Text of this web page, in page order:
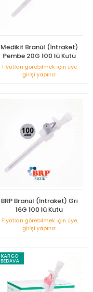
Medikit Branül (İntraket)
Pembe 20G 100 lü Kutu
Fiyatları görebilmek için üye
girişi yapınız
BRP Branül (İntraket) Gri
16G 100 lü Kutu
Fiyatları görebilmek için üye
girişi yapınız
KARGO
BEDAVA